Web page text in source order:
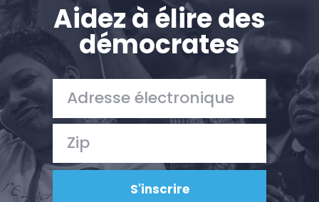
Aidez à élire des
démocrates